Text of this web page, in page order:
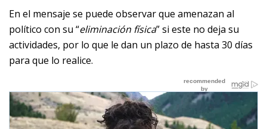
En el mensaje se puede observar que amenazan al
político con su “eliminación física” si este no deja su
actividades, por lo que le dan un plazo de hasta 30 días
para que lo realice.